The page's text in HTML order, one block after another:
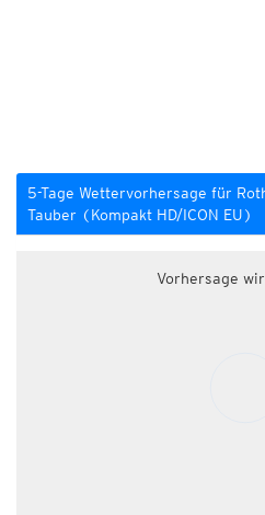
5-Tage Wettervorhersage für
Tauber (Kompakt HD/ICON EU)
Vorhersage